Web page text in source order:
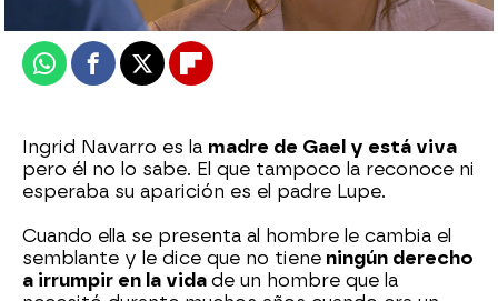
Publicado: 25 de junio de 2026, 21:00
WhatsappFacebook
X Flipboard
Ingrid Navarro es la madre de Gael y está viva
pero él no lo sabe. El que tampoco la reconoce ni
esperaba su aparición es el padre Lupe.
Cuando ella se presenta al hombre le cambia el
semblante y le dice que no tiene ningún derecho
a irrumpir en la vida de un hombre que la